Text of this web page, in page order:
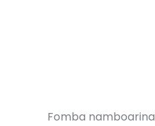
Fomba namboarina